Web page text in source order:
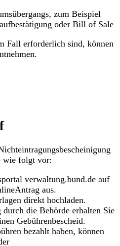
zum Beispiel
oder Bill of Sale
Fall erforderlich sind, können
wie folgt vor:
verwaltung.bund.de auf
aus.
direkt hochladen.
die Behörde erhalten Sie
Gebührenbescheid.
bezahlt haben, können